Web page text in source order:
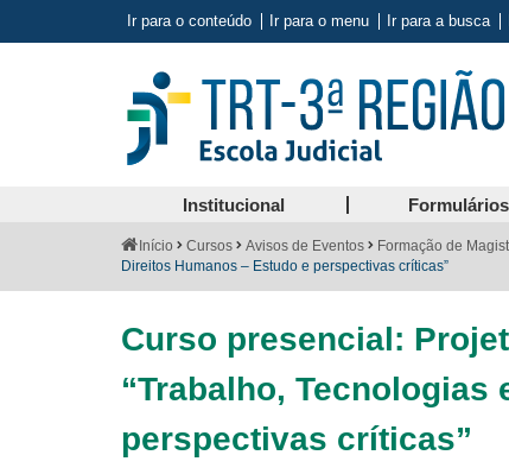
Ir para o conteúdo Ir para o menu Ir para a busca
Institucional Formulários
Você
está
Início Cursos Avisos de Eventos Formação de
Direitos Humanos – Estudo e perspectivas críticas”
Curso presencial:
“Trabalho,
perspectivas críticas”